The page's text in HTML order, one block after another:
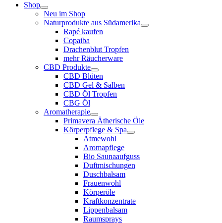
Shop
Neu im Shop
Naturprodukte aus Südamerika
Rapé kaufen
Copaiba
Drachenblut Tropfen
mehr Räucherware
CBD Produkte
CBD Blüten
CBD Gel & Salben
CBD Öl Tropfen
CBG Öl
Aromatherapie
Primavera Ätherische Öle
Körperpflege & Spa
Atmewohl
Aromapflege
Bio Saunaaufguss
Duftmischungen
Duschbalsam
Frauenwohl
Körperöle
Kraftkonzentrate
Lippenbalsam
Raumsprays